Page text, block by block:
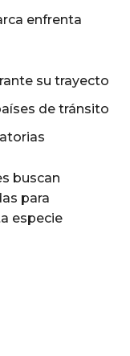
enfrenta
su trayecto
de tránsito
buscan
para
especie